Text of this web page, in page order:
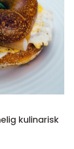
kulinarisk